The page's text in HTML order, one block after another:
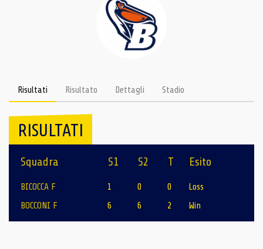
Risultati Risultato Dettagli Stadio
RISULTATI
Squadra S1 S2 T Esito
BICOCCA F 1 0 0
Loss
BOCCONI F
6 6 2 Win